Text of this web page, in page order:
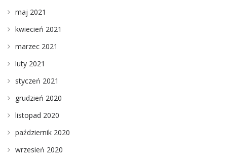
maj 2021
kwiecień 2021
marzec 2021
luty 2021
styczeń 2021
grudzień 2020
listopad 2020
październik 2020
wrzesień 2020